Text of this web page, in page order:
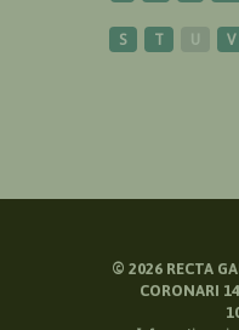
S T U V
© 2026RECTA
CORONARI